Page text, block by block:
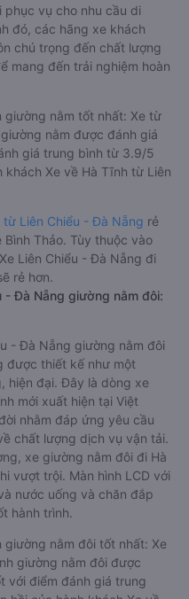
- Đà Nẵng đều sở hữu
cao. Trên xe được trang bị
vụ cho nhu cầu di
đó, các hãng xe khách
chú trọng đến chất lượng
đến trải nghiệm hoàn
giường nằm tốt nhất: Xe từ
nằm được đánh giá
giá trung bình từ 3.9/5
Xe về Hà Tĩnh từ Liên
Liên Chiểu - Đà Nẵng
Thảo. Tùy thuộc vào
Liên Chiểu - Đà Nẵng đi
rẻ hơn.
Đà Nẵng giường nằm đôi:
- Đà Nẵng giường nằm đôi
được thiết kế như một
hiện đại. Đây là dòng xe
mới xuất hiện tại Việt
nhằm đáp ứng yêu cầu
chất lượng dịch vụ vận tải.
xe giường nằm đôi đi Hà
vượt trội. Màn hình LCD với
nước uống và chăn đắp
hành trình.